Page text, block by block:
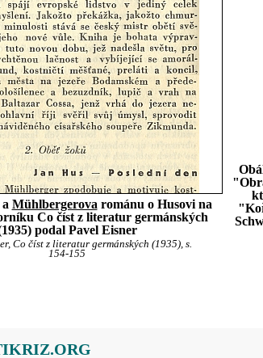
Mühlbergerova románu o Husovi na
Co číst z literatur germánských
podal Pavel Eisner
Co číst z literatur germánských (1935), s.
154-155